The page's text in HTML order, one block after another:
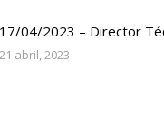
17/04/2023 – Director
21 abril, 2023